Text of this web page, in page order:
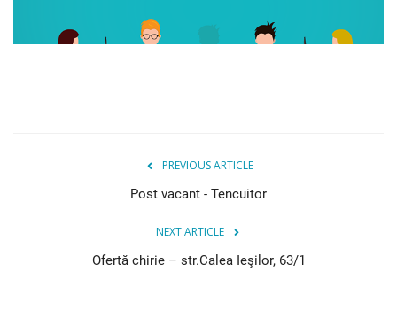
PREVIOUS ARTICLE
Post vacant - Tencuitor
NEXT ARTICLE
Ofertă chirie – str.Calea Ieşilor, 63/1